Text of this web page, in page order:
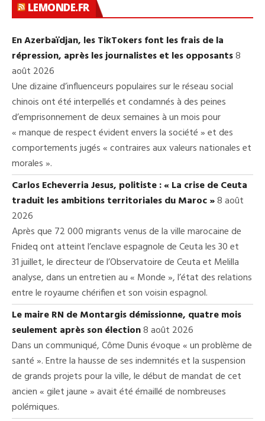
LEMONDE.FR
En Azerbaïdjan, les TikTokers font les frais de la
répression, après les journalistes et les opposants8
août 2026
Une dizaine d’influenceurs populaires sur le réseau social
chinois ont été interpellés et condamnés à des peines
d’emprisonnement de deux semaines à un mois pour
« manque de respect évident envers la société » et des
comportements jugés « contraires aux valeurs nationales et
morales ».
Carlos Echeverria Jesus, politiste : « La crise de Ceuta
traduit les ambitions territoriales du Maroc »8 août
2026
Après que 72 000 migrants venus de la ville marocaine de
Fnideq ont atteint l’enclave espagnole de Ceuta les 30 et
31 juillet, le directeur de l’Observatoire de Ceuta et Melilla
analyse, dans un entretien au « Monde », l’état des relations
entre le royaume chérifien et son voisin espagnol.
Le maire RN de Montargis démissionne, quatre mois
seulement après son élection8 août 2026
Dans un communiqué, Côme Dunis évoque « un problème de
santé ». Entre la hausse de ses indemnités et la suspension
de grands projets pour la ville, le début de mandat de cet
ancien « gilet jaune » avait été émaillé de nombreuses
polémiques.